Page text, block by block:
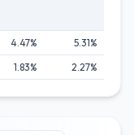
4.47%
5.31%
1.83% 2.27%